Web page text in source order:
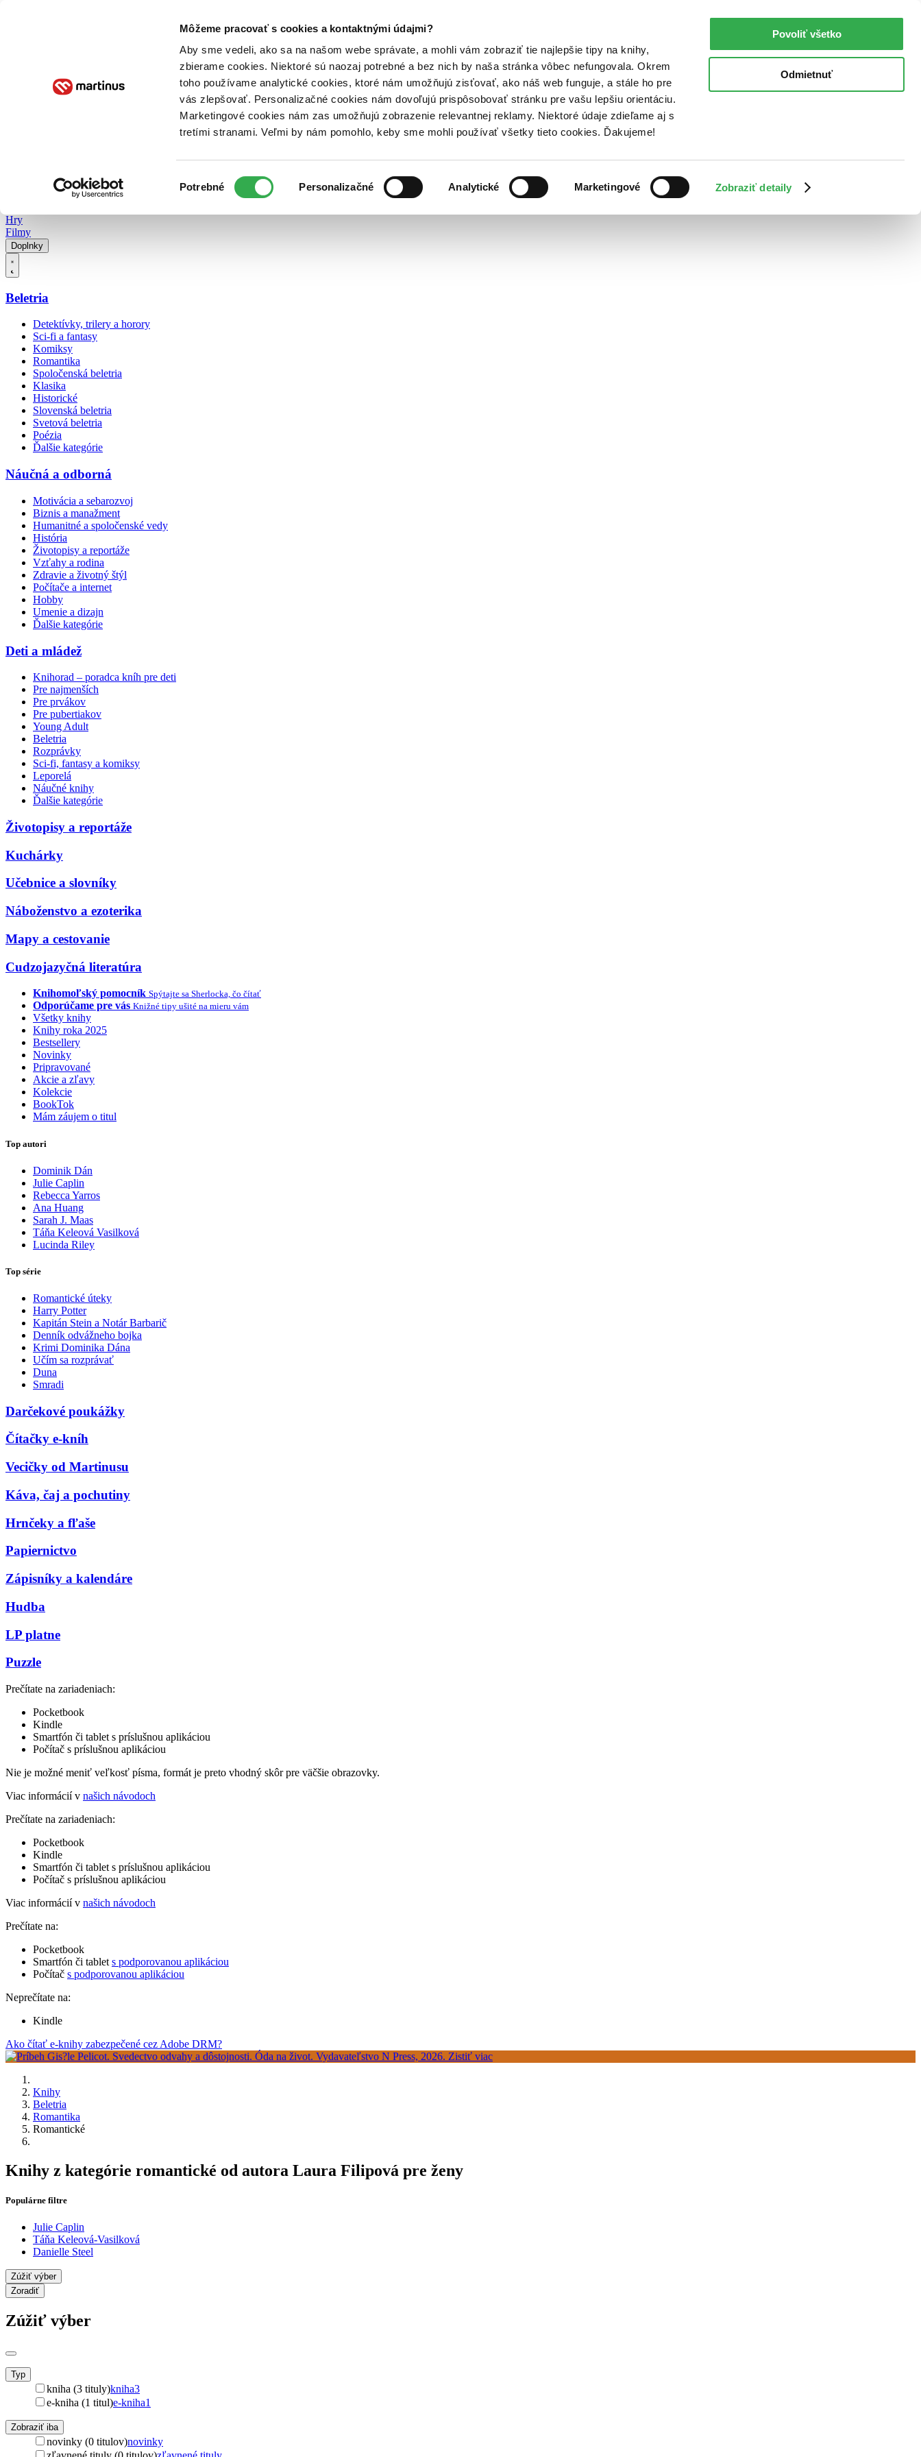
Môžeme pracovať s cookies a kontaktnými údajmi?
Aby sme vedeli, ako sa na našom webe správate, a mohli vám zobraziť tie najlepšie tipy na knihy,
zbierame cookies. Niektoré sú naozaj potrebné a bez nich by naša stránka vôbec nefungovala. Okrem
toho používame analytické cookies, ktoré nám umožňujú zisťovať, ako náš web funguje, a stále ho pre
vás zlepšovať. Personalizačné cookies nám dovoľujú prispôsobovať stránku pre vašu lepšiu orientáciu.
Marketingové cookies nám zas umožňujú zobrazenie relevantnej reklamy. Niektoré údaje zdieľame aj s
tretími stranami. Veľmi by nám pomohlo, keby sme mohli používať všetky tieto cookies. Ďakujeme!
súhlasu
Potrebné Personalizačné Analytické Marketingové Zobraziť detaily
Povoliť všetko
Odmietnuť
Poukážky Kontakt
Hry
Filmy
Doplnky
Beletria
Detektívky, trilery a horory
Sci-fi a fantasy
Komiksy
Romantika
Spoločenská beletria
Klasika
Historické
Slovenská beletria
Svetová beletria
Poézia
Ďalšie kategórie
Náučná a odborná
Motivácia a sebarozvoj
Biznis a manažment
Humanitné a spoločenské vedy
História
Životopisy a reportáže
Vzťahy a rodina
Zdravie a životný štýl
Počítače a internet
Hobby
Umenie a dizajn
Ďalšie kategórie
Deti a mládež
Knihorad – poradca kníh pre deti
Pre najmenších
Pre prvákov
Pre pubertiakov
Young Adult
Beletria
Rozprávky
Sci-fi, fantasy a komiksy
Leporelá
Náučné knihy
Ďalšie kategórie
Životopisy a reportáže
Kuchárky
Učebnice a slovníky
Náboženstvo a ezoterika
Mapy a cestovanie
Cudzojazyčná literatúra
Knihomoľský pomocník Spýtajte sa Sherlocka, čo čítať
Odporúčame pre vás Knižné tipy ušité na mieru vám
Všetky knihy
Knihy roka 2025
Bestsellery
Novinky
Pripravované
Akcie a zľavy
Kolekcie
BookTok
Mám záujem o titul
Top autori
Dominik Dán
Julie Caplin
Rebecca Yarros
Ana Huang
Sarah J. Maas
Táňa Keleová Vasilková
Lucinda Riley
Top série
Romantické úteky
Harry Potter
Kapitán Stein a Notár Barbarič
Denník odvážneho bojka
Krimi Dominika Dána
Učím sa rozprávať
Duna
Smradi
Darčekové poukážky
Čítačky e-kníh
Vecičky od Martinusu
Káva, čaj a pochutiny
Hrnčeky a fľaše
Papiernictvo
Zápisníky a kalendáre
Hudba
LP platne
Puzzle
Prečítate na zariadeniach:
Pocketbook
Kindle
Smartfón či tablet s príslušnou aplikáciou
Počítač s príslušnou aplikáciou
Nie je možné meniť veľkosť písma, formát je preto vhodný skôr pre väčšie obrazovky.
Viac informácií v našich návodoch
Prečítate na zariadeniach:
Pocketbook
Kindle
Smartfón či tablet s príslušnou aplikáciou
Počítač s príslušnou aplikáciou
Viac informácií v našich návodoch
Prečítate na:
Pocketbook
Smartfón či tablet s podporovanou aplikáciou
Počítač s podporovanou aplikáciou
Neprečítate na:
Kindle
Ako čítať e-knihy zabezpečené cez Adobe DRM?
Knihy
Beletria
Romantika
Romantické
Knihy z kategórie romantické od autora Laura Filipová pre ženy
Populárne filtre
Julie Caplin
Táňa Keleová-Vasilková
Danielle Steel
Zúžiť výber
Zoradiť
Zúžiť výber
Typ
kniha (3 tituly)kniha3
e-kniha (1 titul)e-kniha1
Zobraziť iba
novinky (0 titulov)novinky